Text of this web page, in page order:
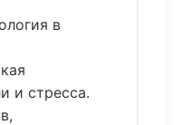
в
и стресса.